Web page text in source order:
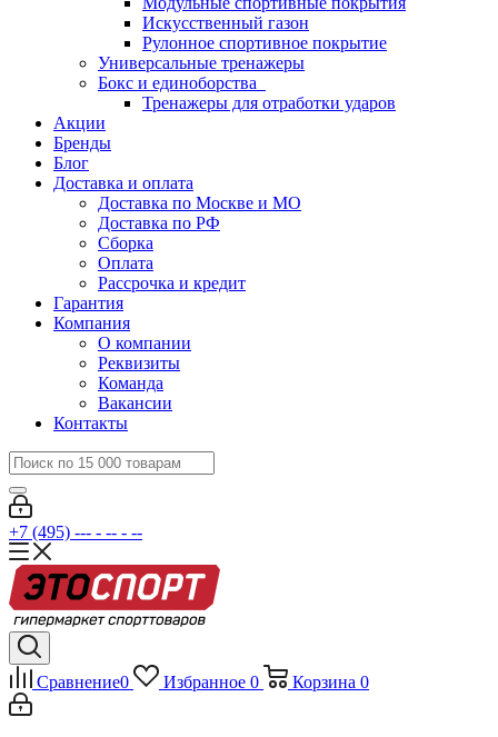
Искусственный газон
Рулонное спортивное покрытие
Универсальные тренажеры
Бокс и единоборства
Тренажеры для отработки ударов
Акции
Бренды
Блог
Доставка и оплата
Доставка по Москве и МО
Доставка по РФ
Сборка
Оплата
Рассрочка и кредит
Гарантия
Компания
О компании
Реквизиты
Команда
Вакансии
Контакты
+7 (495) --- - -- - --
Сравнение0 Избранное 0 Корзина 0